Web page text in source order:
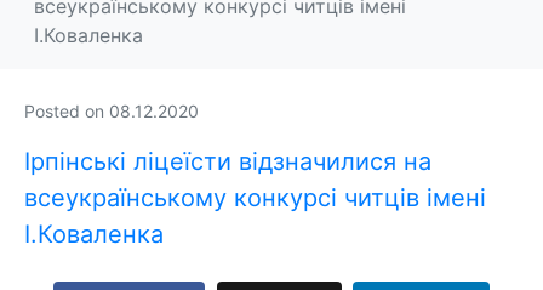
всеукраїнському конкурсі читців імені
І.Коваленка
Posted on 08.12.2020
Ірпінські ліцеїсти відзначилися на
всеукраїнському конкурсі читців імені
І.Коваленка